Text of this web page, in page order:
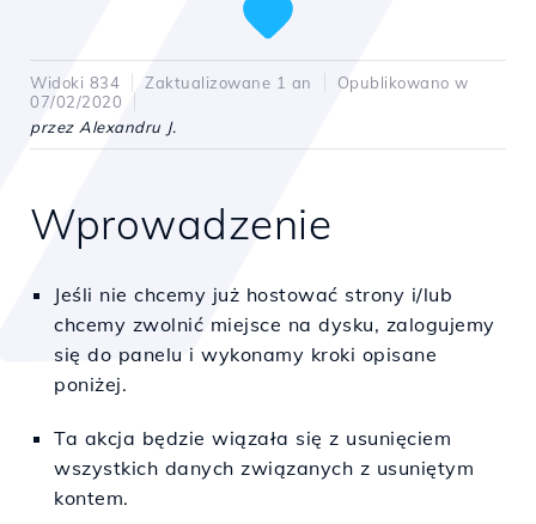
Widoki 834 Zaktualizowane 1 an
Opublikowano w
07/02/2020
przez Alexandru J.
Wprowadzenie
Jeśli nie chcemy już hostować strony i/lub
chcemy zwolnić miejsce na dysku, zalogujemy
się do panelu i wykonamy kroki opisane
poniżej.
Ta akcja będzie wiązała się z usunięciem
wszystkich danych związanych z usuniętym
kontem.